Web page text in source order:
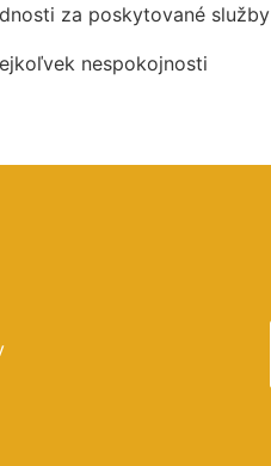
za poskytované služby
nespokojnosti